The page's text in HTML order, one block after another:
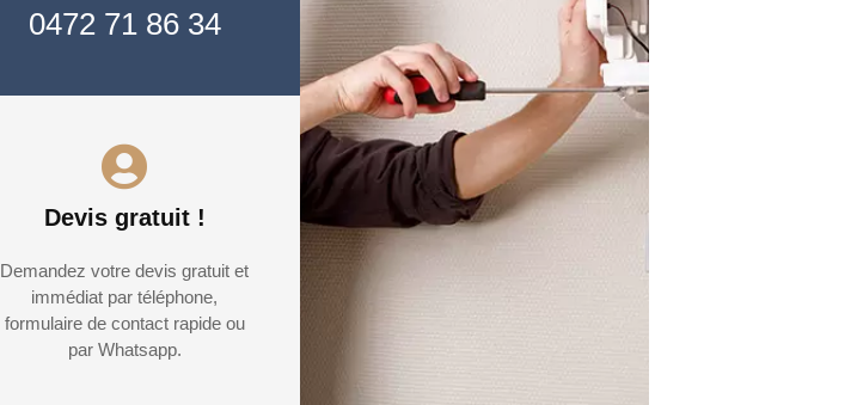
0472 71 86 34
Devis gratuit !
Demandez votre devis gratuit et
immédiat par téléphone,
formulaire de contact rapide ou
par Whatsapp.